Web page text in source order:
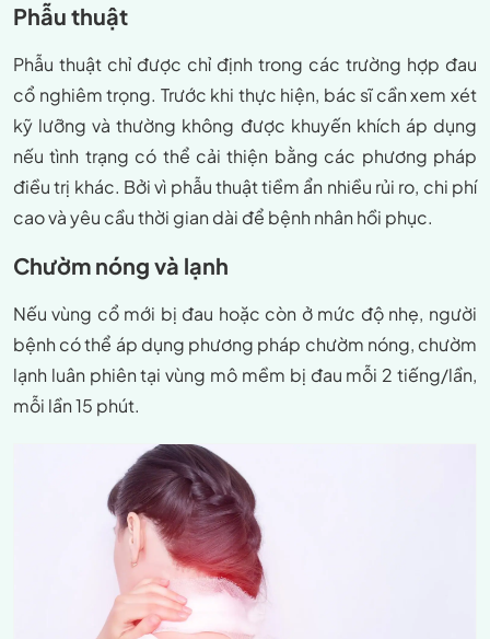
Phẫu thuật
Phẫu thuật chỉ được chỉ định trong các trường hợp đau
cổ nghiêm trọng. Trước khi thực hiện, bác sĩ cần xem xét
kỹ lưỡng và thường không được khuyến khích áp dụng
nếu tình trạng có thể cải thiện bằng các phương pháp
điều trị khác. Bởi vì phẫu thuật tiềm ẩn nhiều rủi ro, chi phí
cao và yêu cầu thời gian dài để bệnh nhân hồi phục.
Chườm nóng và lạnh
Nếu vùng cổ mới bị đau hoặc còn ở mức độ nhẹ, người
bệnh có thể áp dụng phương pháp chườm nóng, chườm
lạnh luân phiên tại vùng mô mềm bị đau mỗi 2 tiếng/lần,
mỗi lần 15 phút.